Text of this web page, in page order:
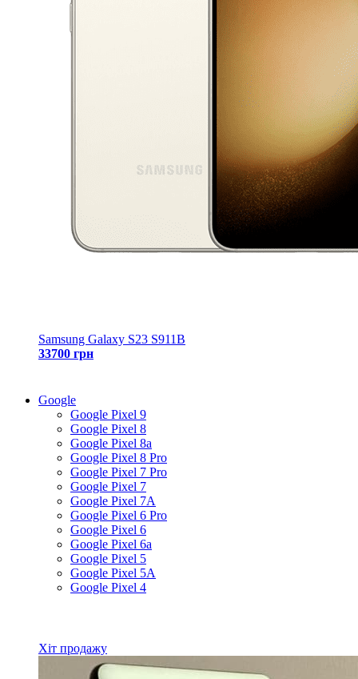
Samsung Galaxy S23 S911B
33700 грн
Google
Google Pixel 9
Google Pixel 8
Google Pixel 8a
Google Pixel 8 Pro
Google Pixel 7 Pro
Google Pixel 7
Google Pixel 7A
Google Pixel 6 Pro
Google Pixel 6
Google Pixel 6a
Google Pixel 5
Google Pixel 5A
Google Pixel 4
Хіт продажу